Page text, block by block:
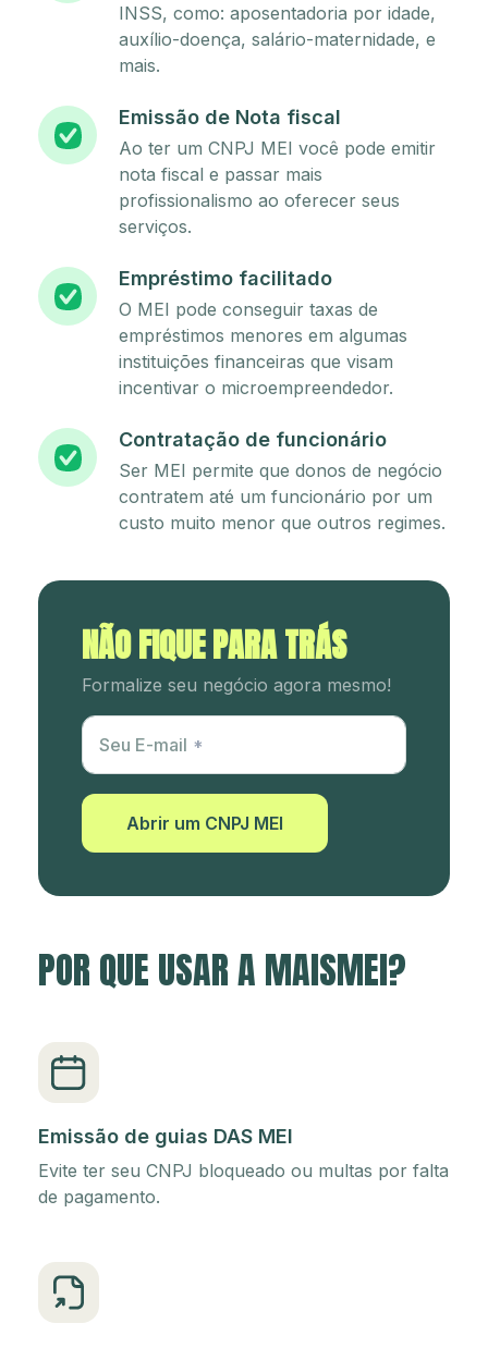
INSS, como: aposentadoria por idade,
auxílio-doença, salário-maternidade, e
mais.
Emissão de Nota fiscal
Ao ter um CNPJ MEI você pode emitir
nota fiscal e passar mais
profissionalismo ao oferecer seus
serviços.
Empréstimo facilitado
O MEI pode conseguir taxas de
empréstimos menores em algumas
instituições financeiras que visam
incentivar o microempreendedor.
Contratação de funcionário
Ser MEI permite que donos de negócio
contratem até um funcionário por um
custo muito menor que outros regimes.
NÃO FIQUE PARA TRÁS
Formalize seu negócio agora mesmo!
Utm Content
Seu E-mail
Abrir um CNPJ MEI
POR QUE USAR A MAISMEI?
Emissão de guias DAS MEI
Evite ter seu CNPJ bloqueado ou multas por falta
de pagamento.